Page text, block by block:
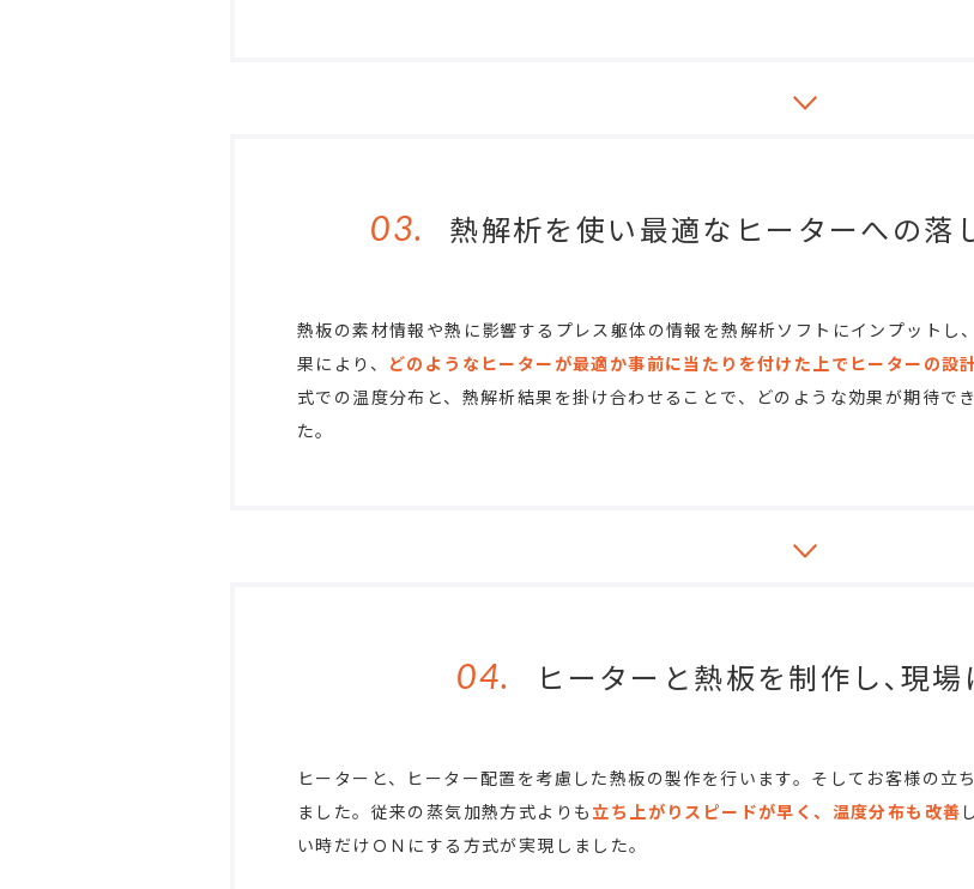
03. 熱解析を使い最適なヒーターへの落
熱板の素材情報や熱に影響するプレス躯体の情報を熱解析ソフトにインプットし
果により、 どのようなヒーターが最適か事前に当たりを付けた上でヒーターの設
式での温度分布と、熱解析結果を掛け合わせることで、どのような効果が期待で
た。
04. ヒーターと熱板を制作し､現
ヒーターと、ヒーター配置を考慮した熱板の製作を行います。そしてお客様の立
ました。従来の蒸気加熱方式よりも 立ち上がりスピードが早く、温度分布も改善
い時だけＯＮにする方式が実現しました。